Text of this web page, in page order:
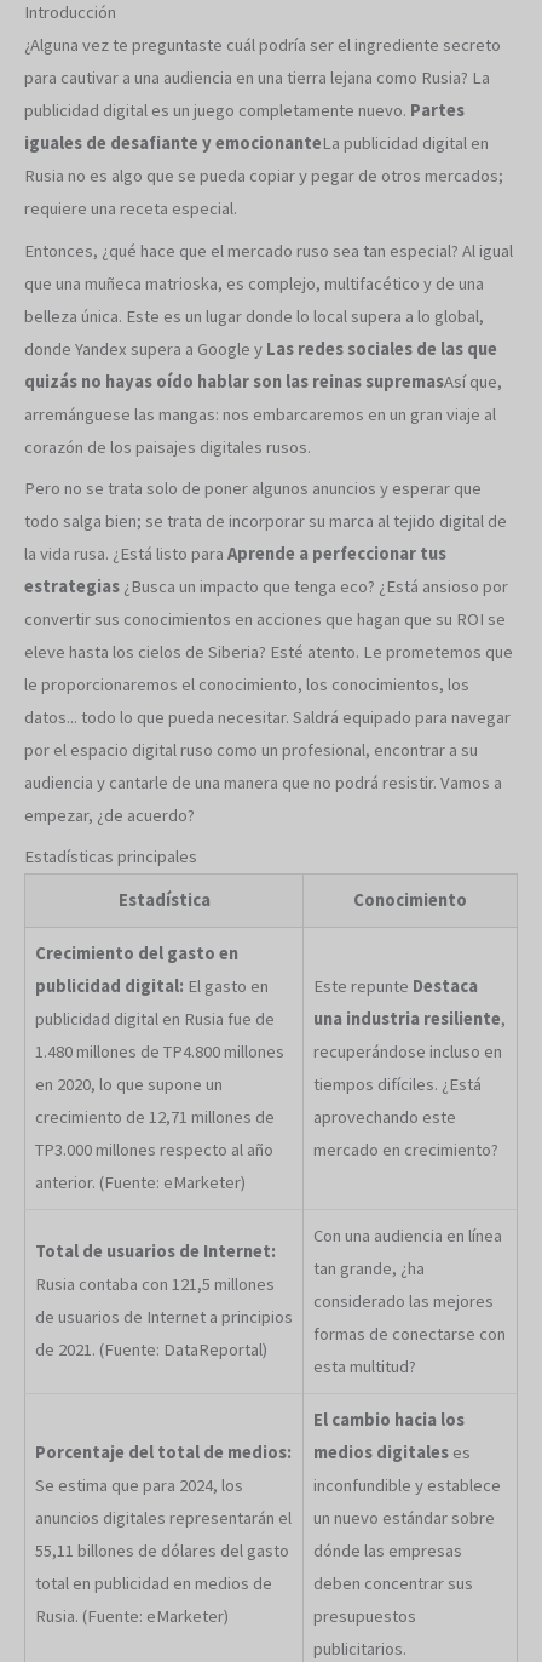
Introducción
¿Alguna vez te preguntaste cuál podría ser el ingrediente secreto
para cautivar a una audiencia en una tierra lejana como Rusia? La
publicidad digital es un juego completamente nuevo. Partes
iguales de desafiante y emocionanteLa publicidad digital en
Rusia no es algo que se pueda copiar y pegar de otros mercados;
requiere una receta especial.
Entonces, ¿qué hace que el mercado ruso sea tan especial? Al igual
que una muñeca matrioska, es complejo, multifacético y de una
belleza única. Este es un lugar donde lo local supera a lo global,
donde Yandex supera a Google y Las redes sociales de las que
quizás no hayas oído hablar son las reinas supremasAsí que,
arremánguese las mangas: nos embarcaremos en un gran viaje al
corazón de los paisajes digitales rusos.
Pero no se trata solo de poner algunos anuncios y esperar que
todo salga bien; se trata de incorporar su marca al tejido digital de
la vida rusa. ¿Está listo para Aprende a perfeccionar tus
estrategias ¿Busca un impacto que tenga eco? ¿Está ansioso por
convertir sus conocimientos en acciones que hagan que su ROI se
eleve hasta los cielos de Siberia? Esté atento. Le prometemos que
le proporcionaremos el conocimiento, los conocimientos, los
datos... todo lo que pueda necesitar. Saldrá equipado para navegar
por el espacio digital ruso como un profesional, encontrar a su
audiencia y cantarle de una manera que no podrá resistir. Vamos a
empezar, ¿de acuerdo?
Estadísticas principales
Estadística
Conocimiento
Crecimiento del gasto en
publicidad digital: El gasto en
publicidad digital en Rusia fue de
1.480 millones de TP4.800 millones
en 2020, lo que supone un
crecimiento de 12,71 millones de
TP3.000 millones respecto al año
anterior. (Fuente: eMarketer)
Este repunte Destaca
una industria resiliente,
recuperándose incluso en
tiempos difíciles. ¿Está
aprovechando este
mercado en crecimiento?
Total de usuarios de Internet:
Rusia contaba con 121,5 millones
de usuarios de Internet a principios
de 2021. (Fuente: DataReportal)
Con una audiencia en línea
tan grande, ¿ha
considerado las mejores
formas de conectarse con
esta multitud?
Porcentaje del total de medios:
Se estima que para 2024, los
anuncios digitales representarán el
55,11 billones de dólares del gasto
total en publicidad en medios de
Rusia. (Fuente: eMarketer)
El cambio hacia los
medios digitales es
inconfundible y establece
un nuevo estándar sobre
dónde las empresas
deben concentrar sus
presupuestos
publicitarios.